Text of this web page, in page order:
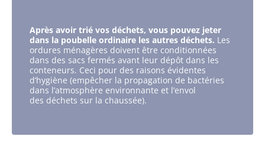
Après avoir trié vos déchets, vous pouvez jeter
dans la poubelle ordinaire les autres déchets. Les
ordures ménagères doivent être conditionnées
dans des sacs fermés avant leur dépôt dans les
conteneurs. Ceci pour des raisons évidentes
d’hygiène (empêcher la propagation de bactéries
dans l’atmosphère environnante et l’envol
des déchets sur la chaussée).